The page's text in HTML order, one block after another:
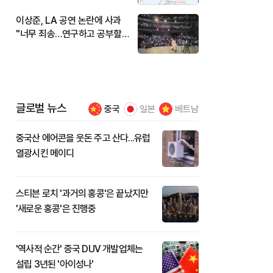
이상준, LA 공연 논란에 사과
"너무 죄송…연구하고 공부할
글로벌 뉴스 중국 일본 베트남
중국산 에어콘을 웃돈 주고 산다...유럽
열광시킨 메이디
스티븐 로치 '과거의 홍콩'은 끝났지만
'새로운 홍콩'은 진행중
'역사적 순간' 중국 DUV 개발업체는
설립 3년된 '아이성나'